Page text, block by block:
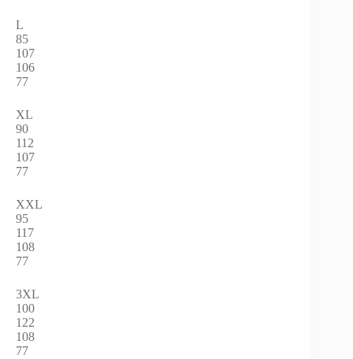
L
85
107
106
77
XL
90
112
107
77
XXL
95
117
108
77
3XL
100
122
108
77